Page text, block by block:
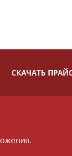
СКАЧАТЬ